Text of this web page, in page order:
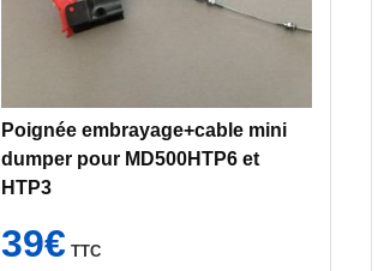
Poignée embrayage+cable mini
dumper pour MD500HTP6 et
HTP3
39€ TTC